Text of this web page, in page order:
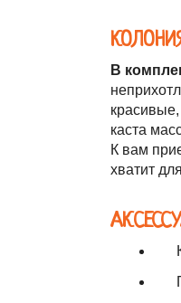
В
каста
К вам
хватит